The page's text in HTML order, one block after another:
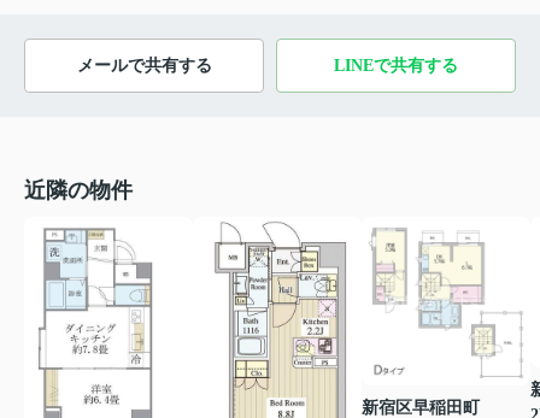
メールで共有する LINEで共有する
近隣の物件
新宿区早稲田町